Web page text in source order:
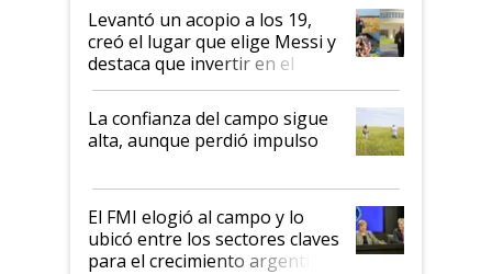
Levantó un acopio a los 19,
creó el lugar que elige Messi y
destaca que invertir en el
kirchnerismo era como "darle
plata a un hijo para droga":
Juan Félix Rossetti, el libertario
que de una dura crisis salió
de Milei
La confianza del campo sigue
alta, aunque perdió impulso
El FMI elogió al campo y lo
ubicó entre los sectores claves
para el crecimiento argentino